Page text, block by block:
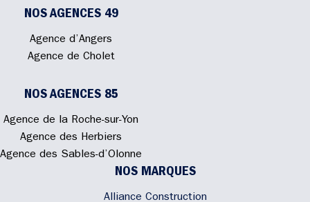
NOS AGENCES 49
Agence d’Angers
Agence de Cholet
NOS AGENCES 85
Agence de la Roche-sur-Yon
Agence des Herbiers
Agence des Sables-d’Olonne
NOS MARQUES
Alliance Construction